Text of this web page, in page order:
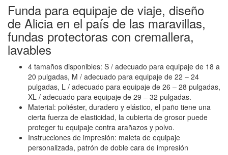
Funda para equipaje de viaje, diseño
de Alicia en el país de las maravillas,
fundas protectoras con cremallera,
lavables
4 tamaños disponibles: S / adecuado para equipaje de 18 a
20 pulgadas, M / adecuado para equipaje de 22 – 24
pulgadas, L / adecuado para equipaje de 26 – 28 pulgadas,
XL / adecuado para equipaje de 29 – 32 pulgadas.
Material: poliéster, duradero y elástico, el paño tiene una
cierta fuerza de elasticidad, la cubierta de grosor puede
proteger tu equipaje contra arañazos y polvo.
Instrucciones de impresión: maleta de equipaje
personalizada, patrón de doble cara de impresión